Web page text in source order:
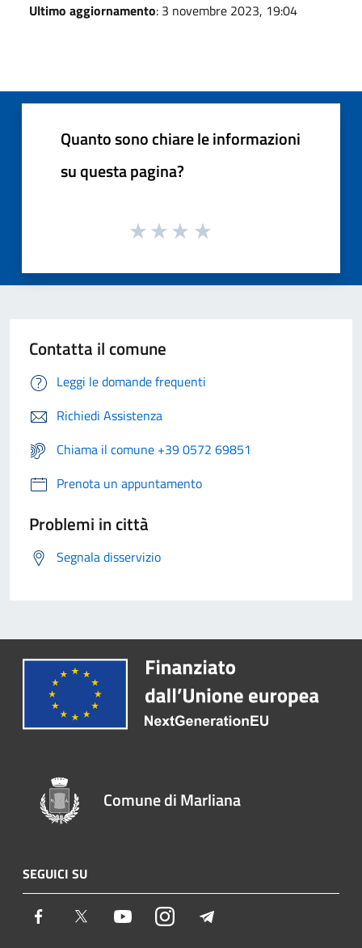
Ultimo aggiornamento: 3 novembre 2023, 19:04
Quanto sono chiare le informazioni
su questa pagina?
Contatta il comune
Leggi le domande frequenti
Richiedi Assistenza
Chiama il comune +39 0572 69851
Prenota un appuntamento
Problemi in città
Segnala disservizio
Comune di Marliana
SEGUICI SU
Facebook Twitter YoutubeInstagram